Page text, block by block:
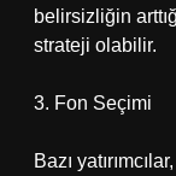
belirsizliğin
strateji olabilir.
3. Fon Seçimi
Bazı